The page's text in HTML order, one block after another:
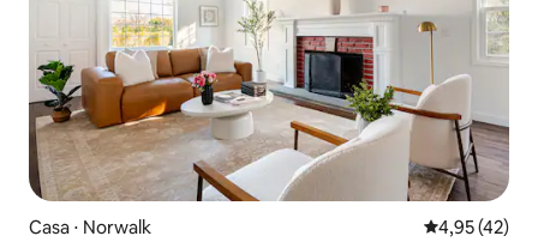
Casa ⋅ Norwalk 4,95 de uma
4,95 (42)